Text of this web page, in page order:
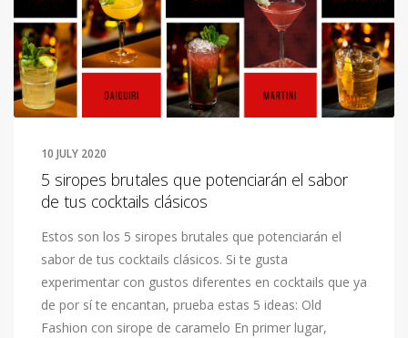
10 JULY 2020
5 siropes brutales que potenciarán el sabor
de tus cocktails clásicos
Estos son los 5 siropes brutales que potenciarán el
sabor de tus cocktails clásicos. Si te gusta
experimentar con gustos diferentes en cocktails que ya
de por sí te encantan, prueba estas 5 ideas: Old
Fashion con sirope de caramelo En primer lugar,